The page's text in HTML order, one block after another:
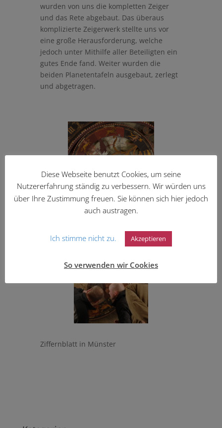
wurden von uns die kompletten Zeiger
und das Rete abgebaut. Das überaus
komplizierte Zeigerwerk stellte uns vor
eine große Herausforderung, welche
jedoch unter Mithilfe aller Beteiligten ein
gutes Ende fand. Weiter wurden die
beiden Planetentafeln ausgebaut, zerlegt
und abgetragen.
Ziffernblatt in Münster
Diese Webseite benutzt Cookies, um seine
Nutzererfahrung ständig zu verbessern. Wir würden uns
über Ihre Zustimmung freuen. Sie können sich hier jedoch
auch austragen.
Ich stimme nicht zu. Akzeptieren
So verwenden wir Cookies